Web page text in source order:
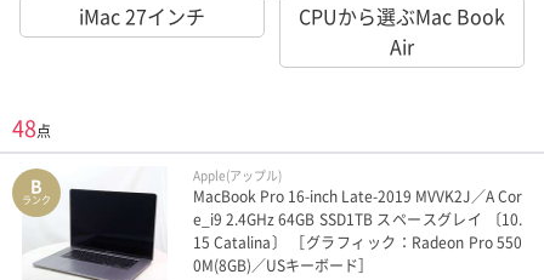
iMac 27インチ
CPUから選ぶMac Book
Air
48点
B
ランク
Apple(アップル)
MacBook Pro 16-inch Late-2019 MVVK2J／A Cor
e_i9 2.4GHz 64GB SSD1TB スペースグレイ 〔10.
15 Catalina〕 ［グラフィック：Radeon Pro 550
0M(8GB)／USキーボード］